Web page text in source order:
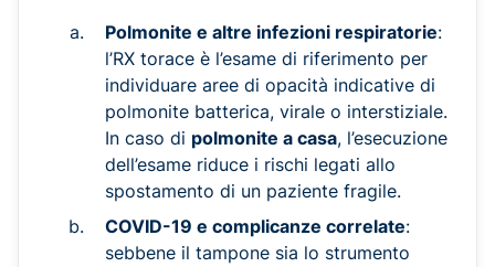
Polmonite e altre infezioni respiratorie:
l’RX torace è l’esame di riferimento per
individuare aree di opacità indicative di
polmonite batterica, virale o interstiziale.
In caso di polmonite a casa, l’esecuzione
dell’esame riduce i rischi legati allo
spostamento di un paziente fragile.
COVID-19 e complicanze correlate:
sebbene il tampone sia lo strumento